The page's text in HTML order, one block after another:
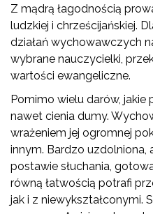
Z mądrą łagodnością
ludzkiej i chrześcijańskiej.
działań wychowawczych
wybrane nauczycielki,
wartości ewangeliczne.
Pomimo wielu darów, jakie
nawet cienia dumy.
wrażeniem jej ogromnej
innym. Bardzo uzdolniona,
postawie słuchania,
równą łatwością potrafi
jak i z niewykształconymi.